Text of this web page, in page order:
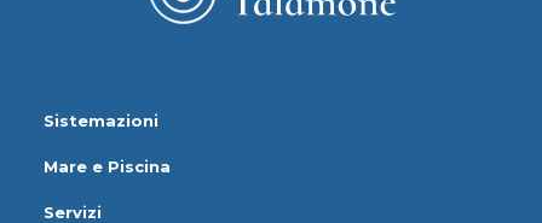
Sistemazioni
Mare e Piscina
Servizi